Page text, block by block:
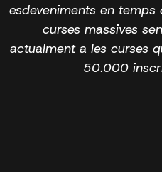
esdeveniments en
curses massives
actualment a les curses
50.000